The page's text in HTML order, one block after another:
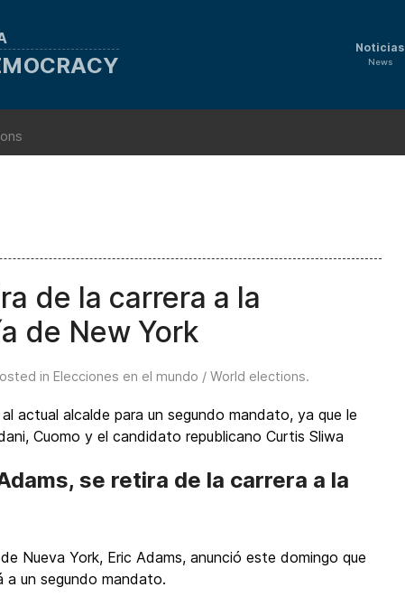
Noticias
News
de la carrera a la
de New York
in Elecciones en el mundo / World elections.
actual alcalde para un segundo mandato, ya que le
Cuomo y el candidato republicano Curtis Sliwa
se retira de la carrera a la
Nueva York, Eric Adams, anunció este domingo que
a un segundo mandato.